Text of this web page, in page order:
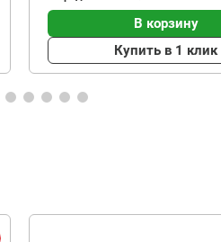
В корзину
Купить в 1 клик